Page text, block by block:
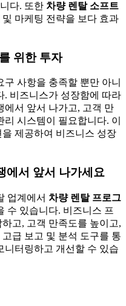
다. 또한 차량 렌탈 소프트
마케팅 전략을 보다 효과
위한 투자
구 사항을 충족할 뿐만 아니
. 비즈니스가 성장함에 따라
에서 앞서 나가고, 고객 만
시스템이 필요합니다. 이
제공하여 비즈니스 성장
에서 앞서 나가세요
업계에서 차량 렌탈 프로그
수 있습니다. 비즈니스 프
고, 고객 만족도를 높이고,
급 보고 및 분석 도구를 통
니터링하고 개선할 수 있습